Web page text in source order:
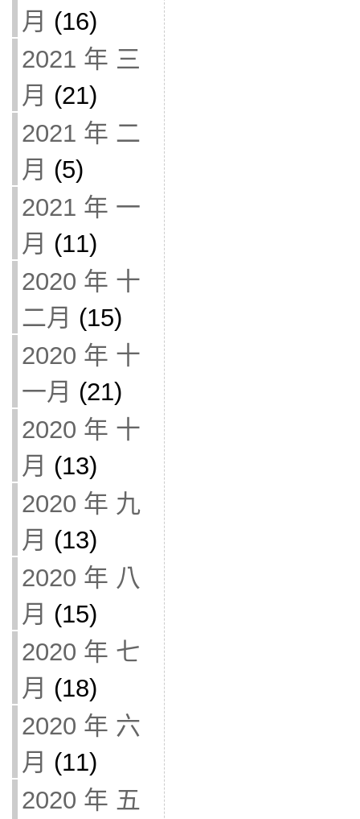
月 (16)
2021 年 三
月 (21)
2021 年 二
月 (5)
2021 年 一
月 (11)
2020 年 十
二月 (15)
2020 年 十
一月 (21)
2020 年 十
月 (13)
2020 年 九
月 (13)
2020 年 八
月 (15)
2020 年 七
月 (18)
2020 年 六
月 (11)
2020 年 五